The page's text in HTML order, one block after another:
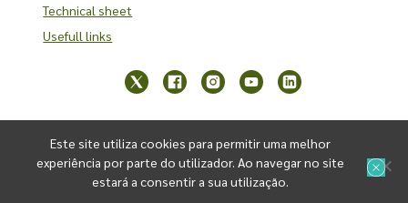
Technical sheet
Usefull links
Este site utiliza cookies para permitir uma melhor
experiência por parte do utilizador. Ao navegar no site
estará a consentir a sua utilização.